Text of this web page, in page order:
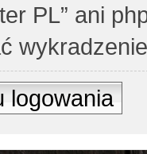
PL” ani
logowania